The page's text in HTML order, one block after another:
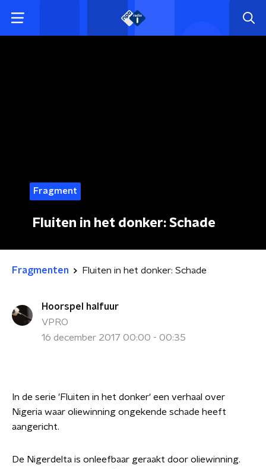
Fragment
Fluiten in het donker: Schade
Fragmenten Fluiten in het donker: Schade
Hoorspel halfuur
VPRO
16 december 2017 00:00 - 00:35
In de serie 'Fluiten in het donker' een verhaal over
Nigeria waar oliewinning ongekende schade heeft
aangericht.
De Nigerdelta is onleefbaar geraakt door oliewinning.